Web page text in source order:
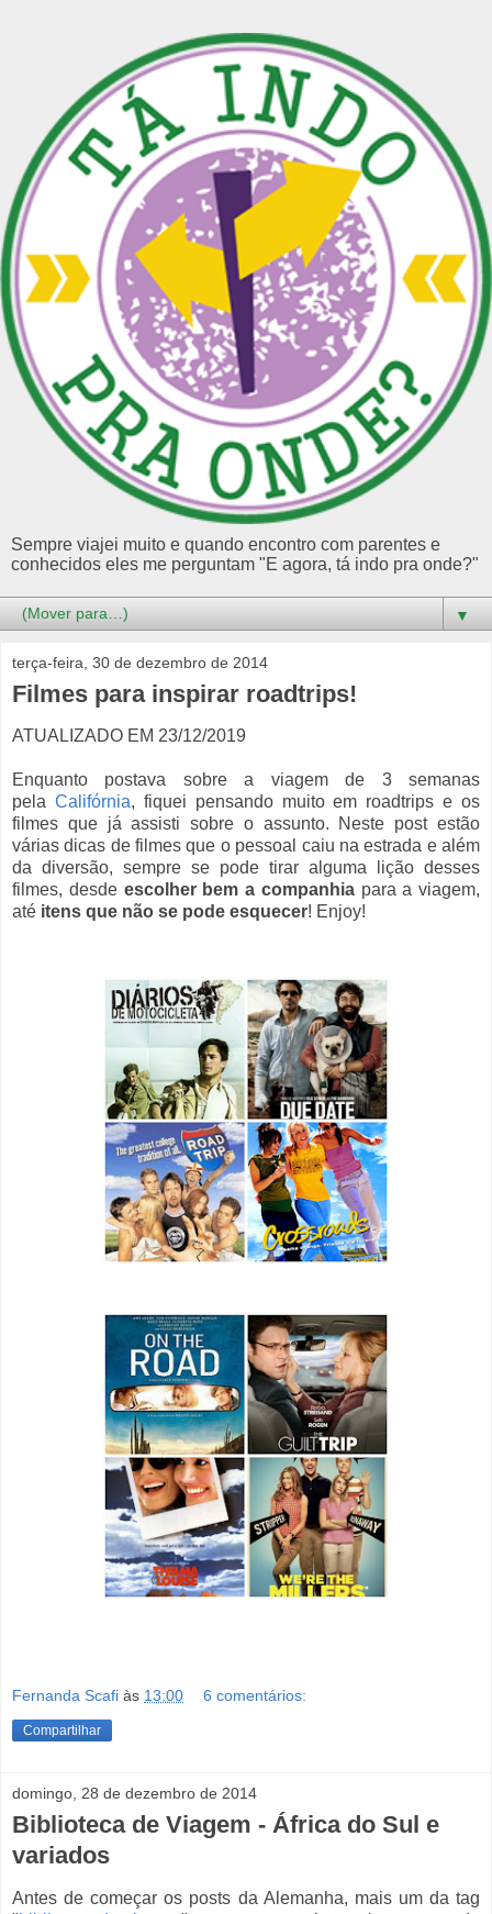
Sempre viajei muito e quando encontro com parentes e
conhecidos eles me perguntam "E agora, tá indo pra onde?"
▼
terça-feira, 30 de dezembro de 2014
Filmes para inspirar roadtrips!
ATUALIZADO EM 23/12/2019
Enquanto postava sobre a viagem de 3 semanas
pela Califórnia, fiquei pensando muito em roadtrips e os
filmes que já assisti sobre o assunto. Neste post estão
várias dicas de filmes que o pessoal caiu na estrada e além
da diversão, sempre se pode tirar alguma lição desses
filmes, desde escolher bem a companhiapara a viagem,
até itens que não se pode esquecer! Enjoy!
Fernanda Scafi às 13:00 6 comentários:
Compartilhar
domingo, 28 de dezembro de 2014
Biblioteca de Viagem - África do Sul e
variados
Antes de começar os posts da Alemanha, mais um da tag